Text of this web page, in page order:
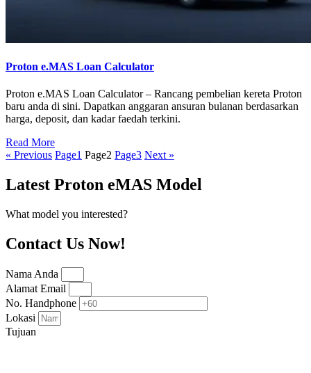
Proton e.MAS Loan Calculator
Proton e.MAS Loan Calculator – Rancang pembelian kereta Proton
baru anda di sini. Dapatkan anggaran ansuran bulanan berdasarkan
harga, deposit, dan kadar faedah terkini.
Read More
« Previous Page1 Page2 Page3 Next »
Latest Proton eMAS Model
What model you interested?
Contact Us Now!
Nama Anda
Alamat Email
No. Handphone
Lokasi
Tujuan